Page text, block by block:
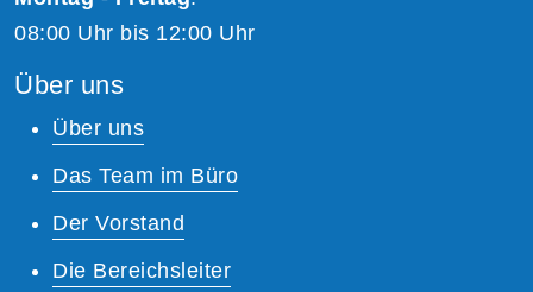
08:00 Uhr bis 12:00 Uhr
Über uns
Über uns
Das Team im Büro
Der Vorstand
Die Bereichsleiter